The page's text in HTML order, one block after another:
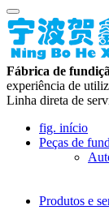
Fábrica de
experiência de
Linha direta de
fig. início
Peças de
Produtos e